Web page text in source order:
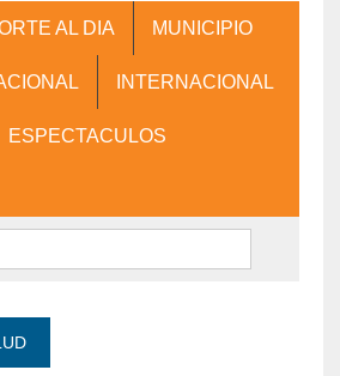
AL DIA MUNICIPIO
INTERNACIONAL
ESPECTACULOS